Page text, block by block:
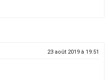
23 août 2019 à 19:51